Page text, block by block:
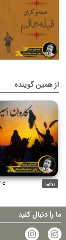
از همین گوینده
روایی
ما را دنبال کنید